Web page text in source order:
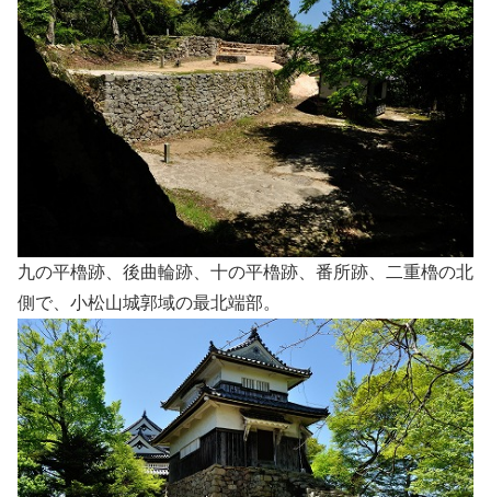
九の平櫓跡、後曲輪跡、十の平櫓跡、番所跡、二重櫓の北
側で、小松山城郭域の最北端部。